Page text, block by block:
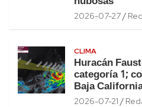
2026-07-27
CLIMA
Huracán
categoría 1;
Baja
2026-07-21